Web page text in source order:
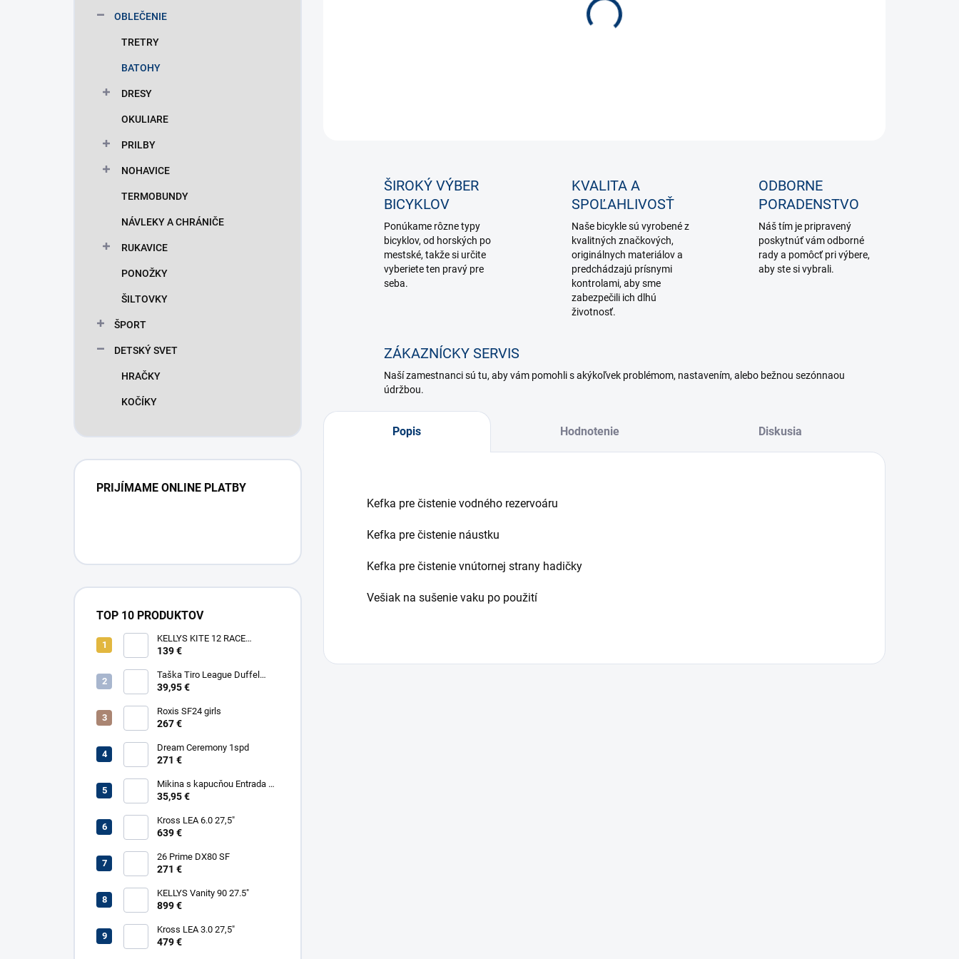
OBLEČENIE
TRETRY
BATOHY
DRESY
OKULIARE
PRILBY
NOHAVICE
TERMOBUNDY
NÁVLEKY A CHRÁNIČE
RUKAVICE
PONOŽKY
ŠILTOVKY
ŠPORT
DETSKÝ SVET
HRAČKY
KOČÍKY
PRIJÍMAME ONLINE PLATBY
TOP 10 PRODUKTOV
KELLYS KITE 12 RACE
YELLOW
139 €
Taška Tiro League Duffel
Large
39,95 €
Roxis SF24 girls
267 €
Dream Ceremony 1spd
271 €
Mikina s kapucňou Entrada 22
Sweat
35,95 €
Kross LEA 6.0 27,5"
639 €
26 Prime DX80 SF
271 €
KELLYS Vanity 90 27.5"
899 €
Kross LEA 3.0 27,5"
479 €
ŠIROKÝ VÝBER
BICYKLOV
Ponúkame rôzne typy
bicyklov, od horských po
mestské, takže si určite
vyberiete ten pravý pre
seba.
KVALITA A
SPOĽAHLIVOSŤ
Naše bicykle sú vyrobené z
kvalitných značkových,
originálnych materiálov a
predchádzajú prísnymi
kontrolami, aby sme
zabezpečili ich dlhú
životnosť.
ODBORNE
PORADENSTVO
Náš tím je pripravený
poskytnúť vám odborné
rady a pomôcť pri výbere,
aby ste si vybrali.
ZÁKAZNÍCKY SERVIS
Naší zamestnanci sú tu, aby vám pomohli s akýkoľvek problémom, nastavením, alebo bežnou sezónnaou
údržbou.
Popis Hodnotenie Diskusia
Kefka pre čistenie vodného rezervoáru
Kefka pre čistenie náustku
Kefka pre čistenie vnútornej strany hadičky
Vešiak na sušenie vaku po použití